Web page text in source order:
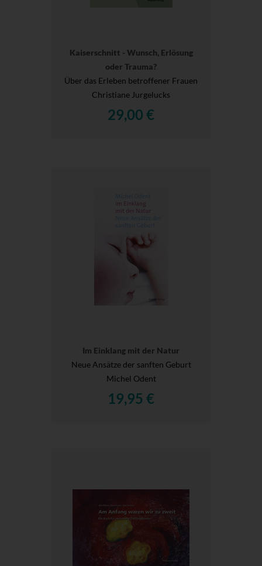
Kaiserschnitt - Wunsch, Erlösung
oder Trauma?
Über das Erleben betroffener Frauen
Christiane Jurgelucks
29,00 €
Im Einklang mit der Natur
Neue Ansätze der sanften Geburt
Michel Odent
19,95 €